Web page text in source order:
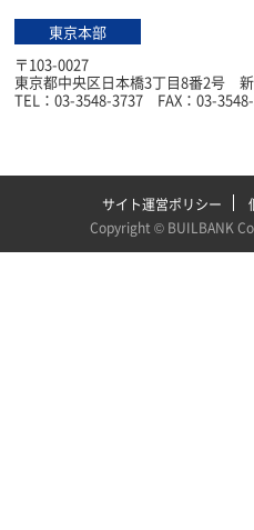
東京本部
〒103-0027
東京都中央区日本橋3丁目8番2号
TEL：03-3548-3737 FAX：03-
サイト運営ポリシー
Copyright © BUILBANK